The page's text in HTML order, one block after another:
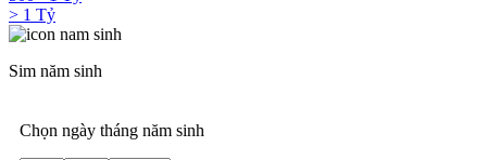
> 1 Tỷ
Sim năm sinh
Chọn ngày tháng năm sinh